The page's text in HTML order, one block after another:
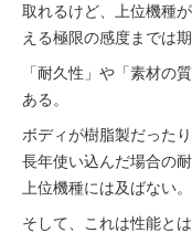
取れるけど、上位機種
える極限の感度までは期
「耐久性」や「素材の
ある。
ボディが樹脂製だった
長年使い込んだ場合の
上位機種には及ばない。
そして、これは性能と